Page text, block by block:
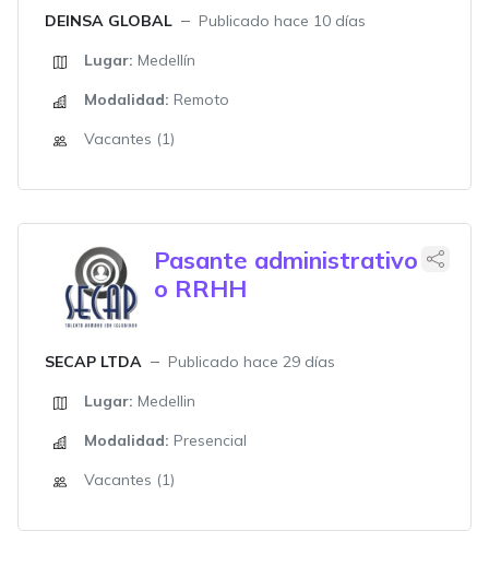
DEINSA GLOBAL
Publicado hace 10 días
Lugar: Medellín
Modalidad: Remoto
Vacantes (1)
Pasante administrativo
o RRHH
SECAP LTDA
Publicado hace 29 días
Lugar: Medellin
Modalidad: Presencial
Vacantes (1)